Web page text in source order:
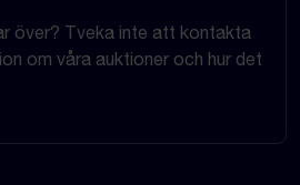
över? Tveka inte att kontakta
om våra auktioner och hur det